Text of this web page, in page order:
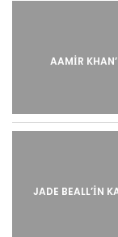
AAMIR
JADE BEALL’IN